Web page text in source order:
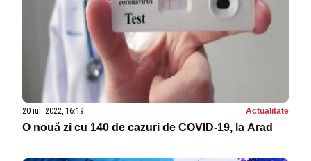
20 iul. 2022, 16:19 Actualitate
O nouă zi cu 140 de cazuri de COVID-19, la Arad